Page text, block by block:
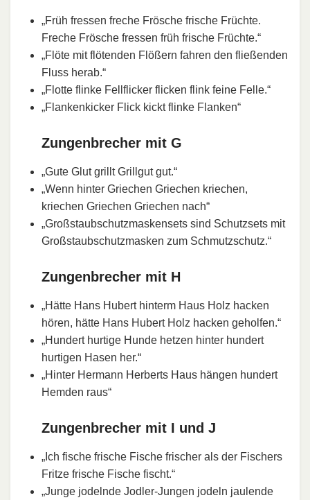
„Früh fressen freche Frösche frische Früchte.
Freche Frösche fressen früh frische Früchte.“
„Flöte mit flötenden Flößern fahren den fließenden
Fluss herab.“
„Flotte flinke Fellflicker flicken flink feine Felle.“
„Flankenkicker Flick kickt flinke Flanken“
Zungenbrecher mit G
„Gute Glut grillt Grillgut gut.“
„Wenn hinter Griechen Griechen kriechen,
kriechen Griechen Griechen nach“
„Großstaubschutzmaskensets sind Schutzsets mit
Großstaubschutzmasken zum Schmutzschutz.“
Zungenbrecher mit H
„Hätte Hans Hubert hinterm Haus Holz hacken
hören, hätte Hans Hubert Holz hacken geholfen.“
„Hundert hurtige Hunde hetzen hinter hundert
hurtigen Hasen her.“
„Hinter Hermann Herberts Haus hängen hundert
Hemden raus“
Zungenbrecher mit I und J
„Ich fische frische Fische frischer als der Fischers
Fritze frische Fische fischt.“
„Junge jodelnde Jodler-Jungen jodeln jaulende